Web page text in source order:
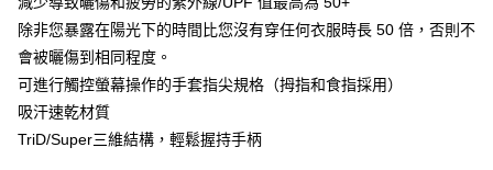
２．訂單成立數日內，您將收到繳費通知簡訊。
３．收到繳費通知簡訊後14天內，點擊此簡訊中的連結，可透過四大超商／
ATM／網路銀行／等多元方式進行付款，方視為交易完成。
※ 請注意：結帳手續完成當下不需立刻繳費，但若您需要取消訂單，請聯絡
購買商品的店家。未經商家同意取消之訂單仍視為有效，需透過AFTEE先享
後付繳納相關費用。
※ 交易是否成功請以「AFTEE先享後付 」之結帳頁面顯示為準，若有關於
是否繳費成功／繳費後需取消欲退款等相關疑問，請聯繫「AFTEE先享後付
每筆NT$60
7-11取貨付款
每筆NT$60
付款後－7-11取貨
除非您暴露在陽光下的時間比您沒有穿任何衣服時長 50 倍，否則不
會被曬傷到相同程度。
可進行觸控螢幕操作的手套指尖規格（拇指和食指採用）
吸汗速乾材質
TriD/Super三維結構，輕鬆握持手柄